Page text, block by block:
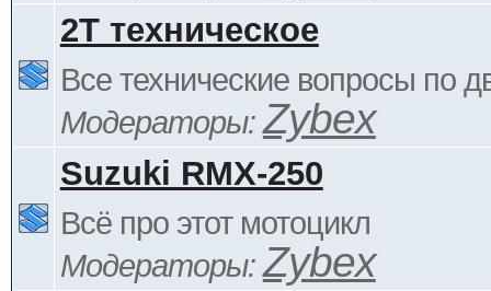
2Т техническое
Все технические вопросы по
Модераторы:Zybex
Suzuki RMX-250
Всё про этот мотоцикл
Модераторы:Zybex